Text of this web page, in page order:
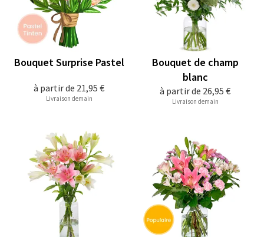
à partir de 21,95 €
Bouquet Surprise Pastel
Livraison demain
à partir de 26,95 €
Bouquet de champ
blanc
Livraison demain